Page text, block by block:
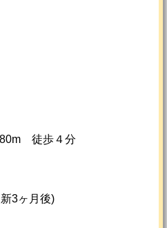
徒歩４分
3ヶ月後)